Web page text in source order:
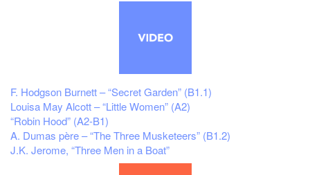
F. Hodgson Burnett – “Secret Garden” (B1.1)
Louisa May Alcott – “Little Women” (A2)
“Robin Hood” (A2-B1)
A. Dumas père – “The Three Musketeers” (B1.2)
J.K. Jerome, “Three Men in a Boat”